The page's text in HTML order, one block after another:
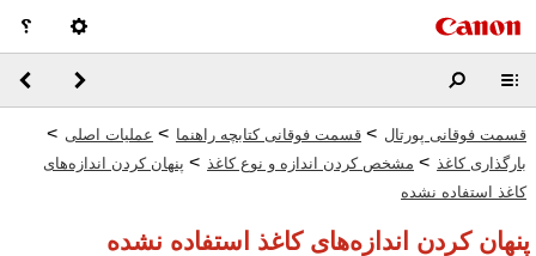
قسمت فوقانی پورتال > قسمت فوقانی کتابچه راهنما > عملیات اصلی >
بارگذاری کاغذ > مشخص کردن اندازه و نوع کاغذ > پنهان کردن اندازه‌های
کاغذ استفاده نشده
پنهان کردن اندازه‌های کاغذ استفاده نشده